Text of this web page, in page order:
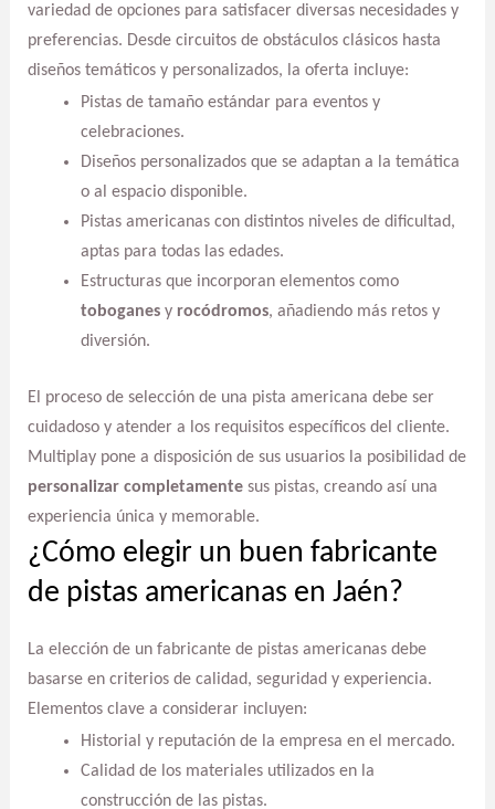
variedad de opciones para satisfacer diversas necesidades y
preferencias. Desde circuitos de obstáculos clásicos hasta
diseños temáticos y personalizados, la oferta incluye:
Pistas de tamaño estándar para eventos y
celebraciones.
Diseños personalizados que se adaptan a la temática
o al espacio disponible.
Pistas americanas con distintos niveles de dificultad,
aptas para todas las edades.
Estructuras que incorporan elementos como
toboganesy rocódromos, añadiendo más retos y
diversión.
El proceso de selección de una pista americana debe ser
cuidadoso y atender a los requisitos específicos del cliente.
Multiplay pone a disposición de sus usuarios la posibilidad de
personalizar completamentesus pistas, creando así una
experiencia única y memorable.
¿Cómo elegir un buen fabricante
de pistas americanas en Jaén?
La elección de un fabricante de pistas americanas debe
basarse en criterios de calidad, seguridad y experiencia.
Elementos clave a considerar incluyen:
Historial y reputación de la empresa en el mercado.
Calidad de los materiales utilizados en la
construcción de las pistas.